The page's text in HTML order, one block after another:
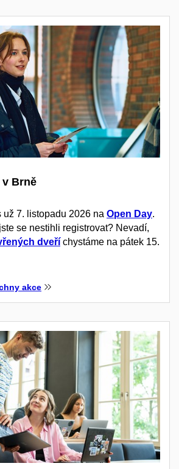
Brně
už 7. listopadu 2026 na Open Day.
se nestihli registrovat? Nevadí,
dveří chystáme na pátek 15.
akce